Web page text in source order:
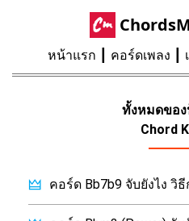
หน้าแรก คอร์ดเพลง
ทั้งหมดของ
Chord
คอร์ด Bb7b9 จับยังไง วิ